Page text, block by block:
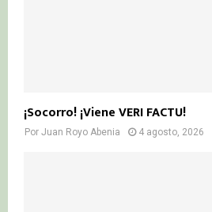
¡Socorro! ¡Viene VERI FACTU!
Por Juan Royo Abenia 4 agosto, 2026